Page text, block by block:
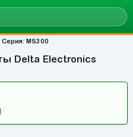
Серия: MS300
Delta Electronics